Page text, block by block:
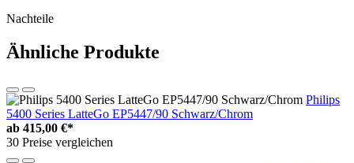
Nachteile
Ähnliche Produkte
Philips
5400 Series LatteGo EP5447/90 Schwarz/Chrom
ab 415,00 €*
30 Preise vergleichen